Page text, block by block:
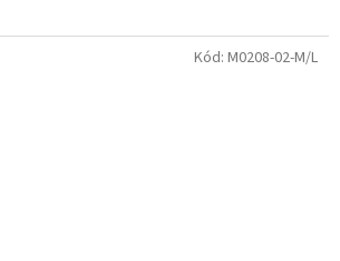
Kód: M0208-02-M/L